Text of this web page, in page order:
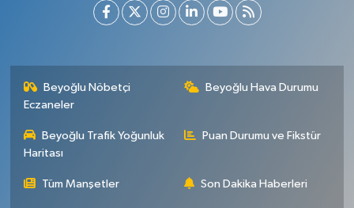
Beyoğlu Nöbetçi
Eczaneler
Beyoğlu Hava Durumu
Beyoğlu Trafik Yoğunluk
Haritası
Puan Durumu ve Fikstür
Tüm Manşetler Son Dakika Haberleri